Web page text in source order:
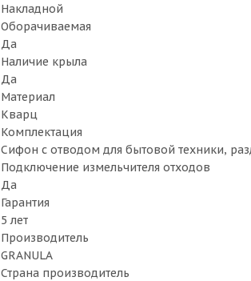
Накладной
Оборачиваемая
Да
Наличие крыла
Да
Материал
Кварц
Комплектация
Сифон с отводом для бытовой техники,
Подключение измельчителя отходов
Да
Гарантия
5 лет
Производитель
GRANULA
Страна производитель